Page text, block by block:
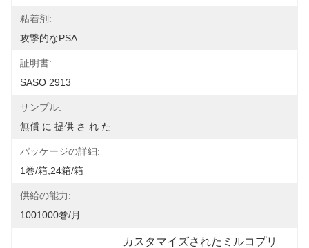
粘着剤:
攻撃的なPSA
証明書:
SASO 2913
サンプル:
無償 に 提供 さ れ た
パッケージの詳細:
1巻/箱,24箱/箱
供給の能力:
1001000巻/月
カスタマイズされたミルコプリ